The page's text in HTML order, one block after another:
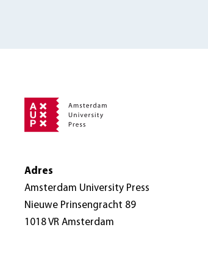
Adres
Amsterdam University Press
Nieuwe Prinsengracht 89
1018 VR Amsterdam